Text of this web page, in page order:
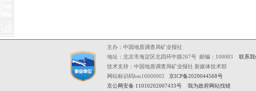
主办：中国地质调查局矿业报社
地址：北京市海淀区北四环中路267号 邮编：100083 联系我
技术支持：中国地质调查局矿业报社 新媒体技术部
网站标识码bm16000002 京ICP备2020044568号
京公网安备 11010202007433号
我为政府网站找错